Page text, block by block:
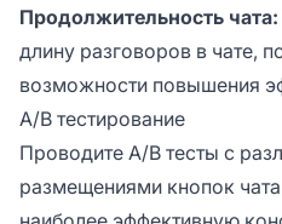
Продолжительность чата:
длину разговоров в чате,
возможности повышения
A/B тестирование
Проводите A/B тесты с
размещениями кнопок